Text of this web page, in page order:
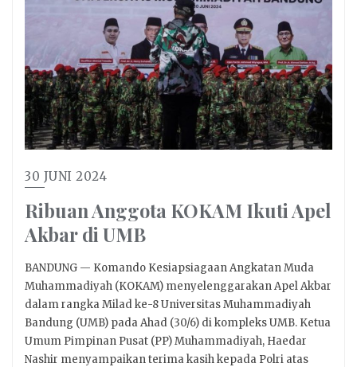
30 JUNI 2024
Ribuan Anggota KOKAM Ikuti Apel
Akbar di UMB
BANDUNG — Komando Kesiapsiagaan Angkatan Muda
Muhammadiyah (KOKAM) menyelenggarakan Apel Akbar
dalam rangka Milad ke-8 Universitas Muhammadiyah
Bandung (UMB) pada Ahad (30/6) di kompleks UMB. Ketua
Umum Pimpinan Pusat (PP) Muhammadiyah, Haedar
Nashir menyampaikan terima kasih kepada Polri atas